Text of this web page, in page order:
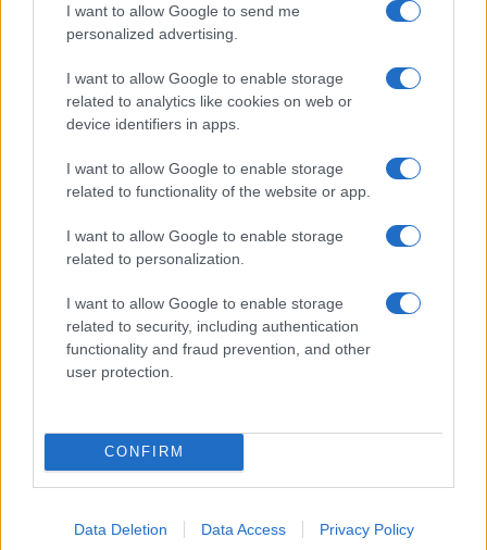
I want to allow Google to send me
personalized advertising.
I want to allow Google to enable storage
related to analytics like cookies on web or
device identifiers in apps.
I want to allow Google to enable storage
related to functionality of the website or app.
I want to allow Google to enable storage
related to personalization.
I want to allow Google to enable storage
related to security, including authentication
functionality and fraud prevention, and other
user protection.
CONFIRM
Data Deletion Data Access Privacy Policy
Viohalco: Αυξημένος κατά
14% ο τζίρος στο α'
– Στα 446 εκατ. ευρώ τα
EBITDA
ΥΠΕΘΟΟ: Νέες επενδύσεις
Η συμφωνία Arval-Athlon αναδιαμορφώνει την αγορά leasing
VW: Η δύσκολη εξίσωση
της αναδιάρθρωσης